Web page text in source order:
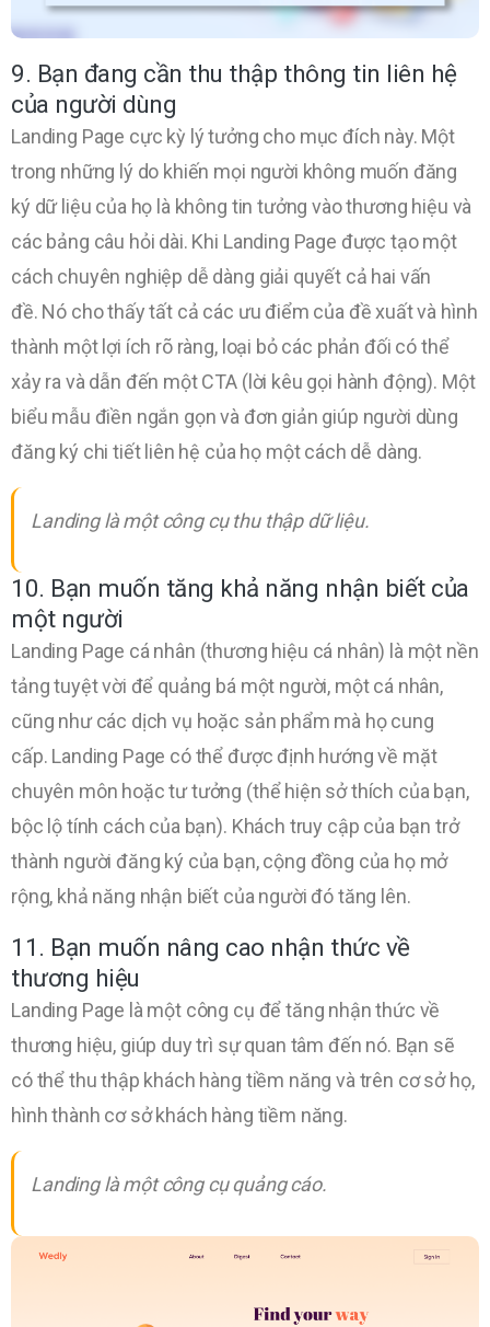
9. Bạn đang cần thu thập thông tin liên hệ
của người dùng
Landing Page cực kỳ lý tưởng cho mục đích này. Một
trong những lý do khiến mọi người không muốn đăng
ký dữ liệu của họ là không tin tưởng vào thương hiệu và
các bảng câu hỏi dài. Khi Landing Page được tạo một
cách chuyên nghiệp dễ dàng giải quyết cả hai vấn
đề. Nó cho thấy tất cả các ưu điểm của đề xuất và hình
thành một lợi ích rõ ràng, loại bỏ các phản đối có thể
xảy ra và dẫn đến một CTA (lời kêu gọi hành động). Một
biểu mẫu điền ngắn gọn và đơn giản giúp người dùng
đăng ký chi tiết liên hệ của họ một cách dễ dàng.
Landing là một công cụ thu thập dữ liệu.
10. Bạn muốn tăng khả năng nhận biết của
một người
Landing Page cá nhân (thương hiệu cá nhân) là một nền
tảng tuyệt vời để quảng bá một người, một cá nhân,
cũng như các dịch vụ hoặc sản phẩm mà họ cung
cấp. Landing Page có thể được định hướng về mặt
chuyên môn hoặc tư tưởng (thể hiện sở thích của bạn,
bộc lộ tính cách của bạn). Khách truy cập của bạn trở
thành người đăng ký của bạn, cộng đồng của họ mở
rộng, khả năng nhận biết của người đó tăng lên.
11. Bạn muốn nâng cao nhận thức về
thương hiệu
Landing Page là một công cụ để tăng nhận thức về
thương hiệu, giúp duy trì sự quan tâm đến nó. Bạn sẽ
có thể thu thập khách hàng tiềm năng và trên cơ sở họ,
hình thành cơ sở khách hàng tiềm năng.
Landing là một công cụ quảng cáo.